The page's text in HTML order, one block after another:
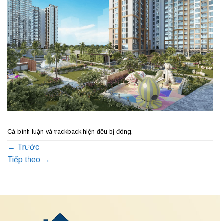
Cả bình luận và trackback hiện đều bị đóng.
← Trước
Tiếp theo →